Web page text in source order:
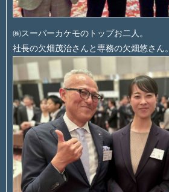
㈱スーパーカケモのトップお二人。
社長の欠畑茂治さんと専務の欠畑悠さん。